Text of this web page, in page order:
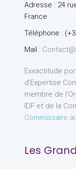
Adresse : 24
France
Téléphone :
Mail :
Exxactitude
d’Expertise
membre de
IDF et de la
Commissaire
Les